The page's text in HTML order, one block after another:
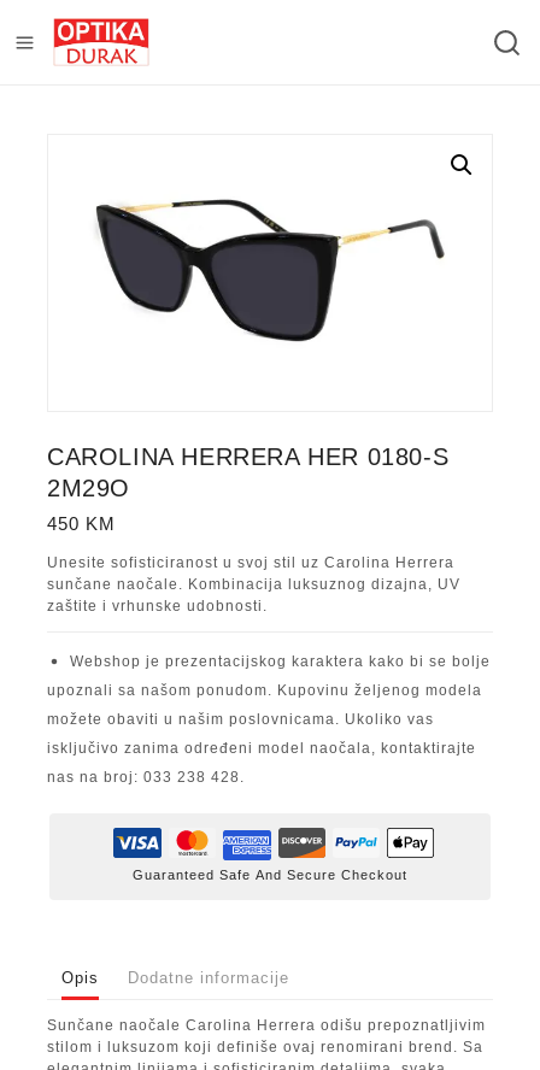
CAROLINA HERRERA HER 0180-S
2M29O
450 KM
Unesite sofisticiranost u svoj stil uz Carolina Herrera
sunčane naočale. Kombinacija luksuznog dizajna, UV
zaštite i vrhunske udobnosti.
Webshop je prezentacijskog karaktera kako bi se bolje
upoznali sa našom ponudom. Kupovinu željenog modela
možete obaviti u našim poslovnicama. Ukoliko vas
isključivo zanima određeni model naočala, kontaktirajte
nas na broj: 033 238 428.
Guaranteed Safe And Secure Checkout
Opis Dodatne informacije
Sunčane naočale Carolina Herrera odišu prepoznatljivim
stilom i luksuzom koji definiše ovaj renomirani brend. Sa